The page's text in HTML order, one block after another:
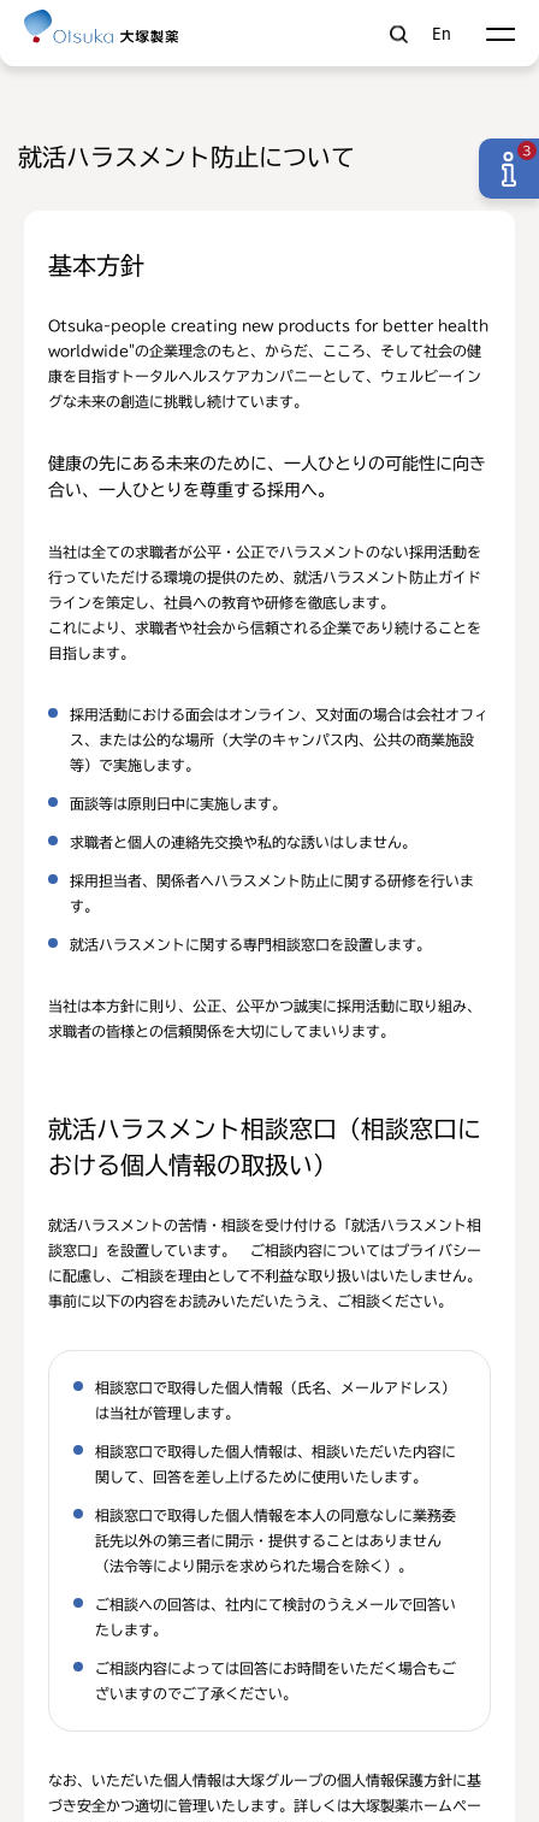
En
就活ハラスメント防止について
基本方針
Otsuka-people creating new products for better health
worldwide"の企業理念のもと、からだ、こころ、そして社会の健
康を目指すトータルヘルスケアカンパニーとして、ウェルビーイン
グな未来の創造に挑戦し続けています。
健康の先にある未来のために、一人ひとりの可能性に向き
合い、一人ひとりを尊重する採用へ。
当社は全ての求職者が公平・公正でハラスメントのない採用活動を
行っていただける環境の提供のため、就活ハラスメント防止ガイド
ラインを策定し、社員への教育や研修を徹底します。
これにより、求職者や社会から信頼される企業であり続けることを
目指します。
採用活動における面会はオンライン、又対面の場合は会社オフィ
ス、または公的な場所（大学のキャンパス内、公共の商業施設
等）で実施します。
面談等は原則日中に実施します。
求職者と個人の連絡先交換や私的な誘いはしません。
採用担当者、関係者へハラスメント防止に関する研修を行いま
す。
就活ハラスメントに関する専門相談窓口を設置します。
当社は本方針に則り、公正、公平かつ誠実に採用活動に取り組み、
求職者の皆様との信頼関係を大切にしてまいります。
就活ハラスメント相談窓口（相談窓口に
おける個人情報の取扱い）
就活ハラスメントの苦情・相談を受け付ける「就活ハラスメント相
談窓口」を設置しています。 ご相談内容についてはプライバシー
に配慮し、ご相談を理由として不利益な取り扱いはいたしません。
事前に以下の内容をお読みいただいたうえ、ご相談ください。
相談窓口で取得した個人情報（氏名、メールアドレス）
は当社が管理します。
相談窓口で取得した個人情報は、相談いただいた内容に
関して、回答を差し上げるために使用いたします。
相談窓口で取得した個人情報を本人の同意なしに業務委
託先以外の第三者に開示・提供することはありません
（法令等により開示を求められた場合を除く）。
ご相談への回答は、社内にて検討のうえメールで回答い
たします。
ご相談内容によっては回答にお時間をいただく場合もご
ざいますのでご了承ください。
なお、いただいた個人情報は大塚グループの個人情報保護方針に基
づき安全かつ適切に管理いたします。詳しくは大塚製薬ホームペー
3